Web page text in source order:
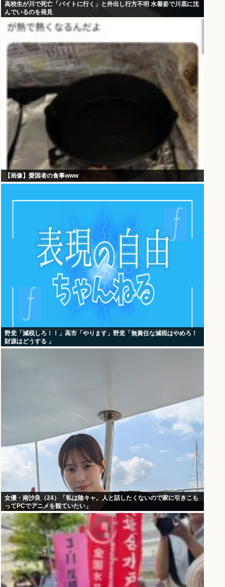
高校生が川で死亡「バイトに行く」と外出し行方不明 水着姿で川底に沈
んでいるのを発見
【画像】愛国者の食事www
野党「減税しろ！！」高市「やります」野党「無責任な減税はやめろ！
財源はどうする 」
女優・南沙良（24）「私は陰キャ。人と話したくないので家に引きこも
ってPCでアニメを観ていたい」